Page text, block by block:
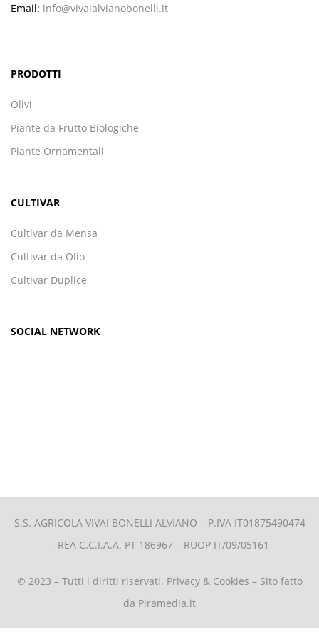
Email: info@vivaialvianobonelli.it
PRODOTTI
Olivi
Piante da Frutto Biologiche
Piante Ornamentali
CULTIVAR
Cultivar da Mensa
Cultivar da Olio
Cultivar Duplice
SOCIAL NETWORK
S.S. AGRICOLA VIVAI BONELLI ALVIANO – P.IVA IT01875490474
– REA C.C.I.A.A. PT 186967 – RUOP IT/09/05161
© 2023 – Tutti i diritti riservati. Privacy & Cookies – Sito fatto
da Piramedia.it